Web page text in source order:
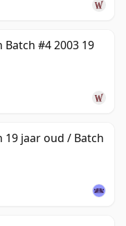
#4 2003 19
19 jaar oud / Batch